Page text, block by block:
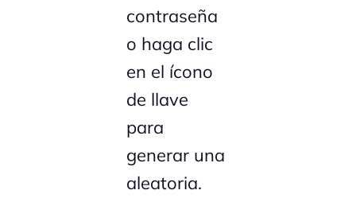
contraseña
o haga clic
en el ícono
de llave
para
generar una
aleatoria.